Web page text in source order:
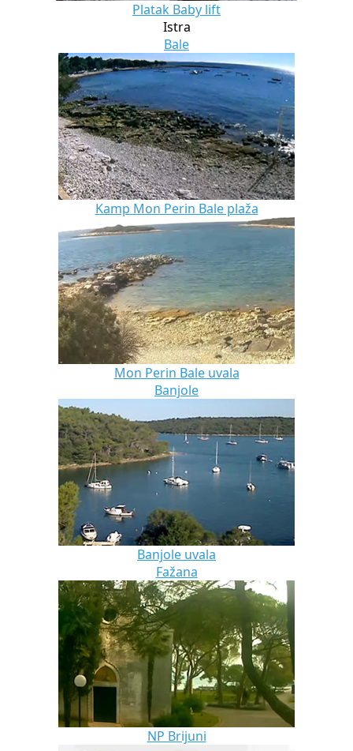
Platak Baby lift
Istra
Bale
Kamp Mon Perin Bale plaža
Mon Perin Bale uvala
Banjole
Banjole uvala
Fažana
NP Brijuni